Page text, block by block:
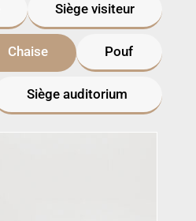
Siège visiteur
Chaise Pouf
Siège auditorium